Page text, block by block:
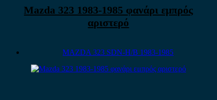
Mazda 323 1983-1985 φανάρι εμπρός
αριστερό
MAZDA 323 SDN-H/B 1983-1985